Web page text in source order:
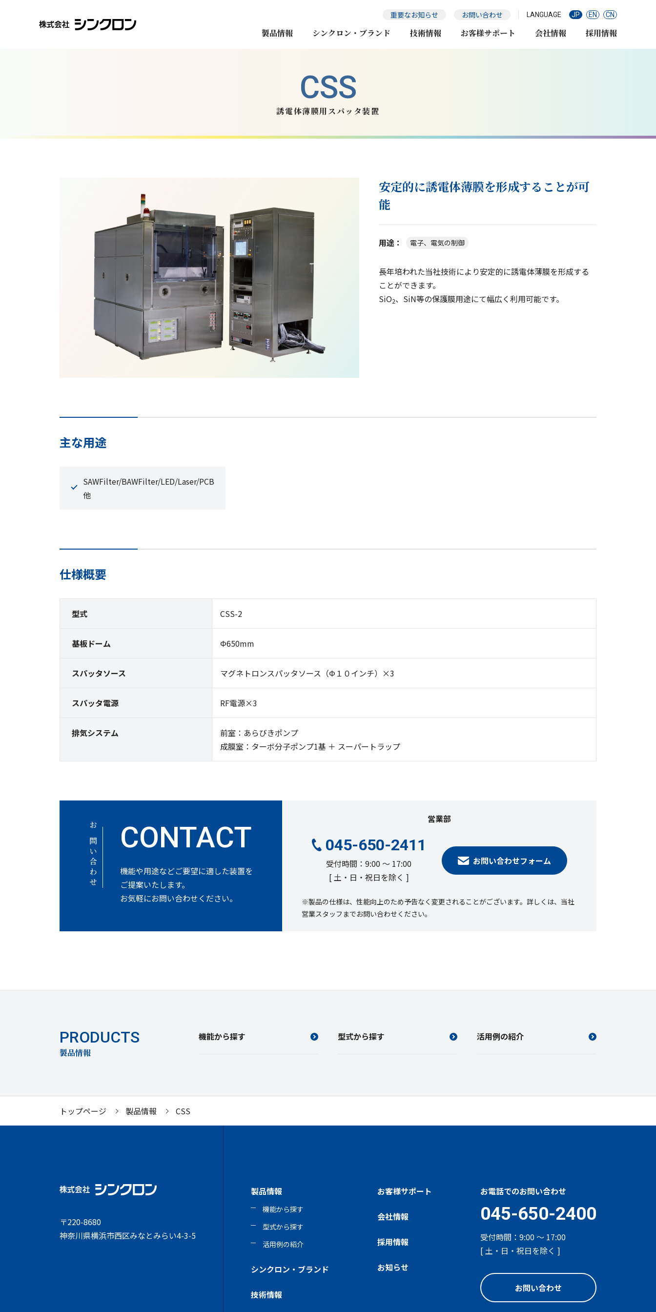
重要なお知らせ お問い合わせ LANGUAGE JP EN CN
製品情報 シンクロン・ブランド 技術情報 お客様サポート 会社情報 採用情報
誘電体薄膜用スパッタ装置
安定的に誘電体薄膜を形成することが可
能
用途： 電子、電気の制御
長年培われた当社技術により安定的に誘電体薄膜を形成する
ことができます。
SiO2、SiN等の保護膜用途にて幅広く利用可能です。
主な用途
SAWFilter/BAWFilter/LED/Laser/PCB
他
仕様概要
型式 CSS-2
基板ドーム Φ650mm
スパッタソース マグネトロンスパッタソース（Φ１０インチ）×3
スパッタ電源 RF電源×3
排気システム
前室：あらびきポンプ
成膜室：ターボ分子ポンプ1基 ＋ スーパートラップ
お問い合わせ
機能や用途などご要望に適した装置を
ご提案いたします。
お気軽にお問い合わせください。
営業部
045-650-2411
受付時間：9:00 ～ 17:00
[ 土・日・祝日を除く ]
お問い合わせフォーム
※製品の仕様は、性能向上のため予告なく変更されることがございます。詳しくは、当社
営業スタッフまでお問い合わせください。
製品情報
機能から探す 型式から探す 活用例の紹介
トップページ 製品情報 CSS
〒220-8680
神奈川県横浜市西区みなとみらい4-3-5
製品情報
機能から探す
型式から探す
活用例の紹介
シンクロン・ブランド
技術情報
お客様サポート
会社情報
採用情報
お知らせ
お電話でのお問い合わせ
045-650-2400
受付時間：9:00 ～ 17:00
[ 土・日・祝日を除く ]
お問い合わせ